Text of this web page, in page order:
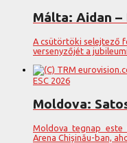
Málta: Aidan –
A csütörtöki selejtező
versenyzőjét a
ESC 2026
Moldova:
Moldova tegnap este
Arena Chișinău-ban,